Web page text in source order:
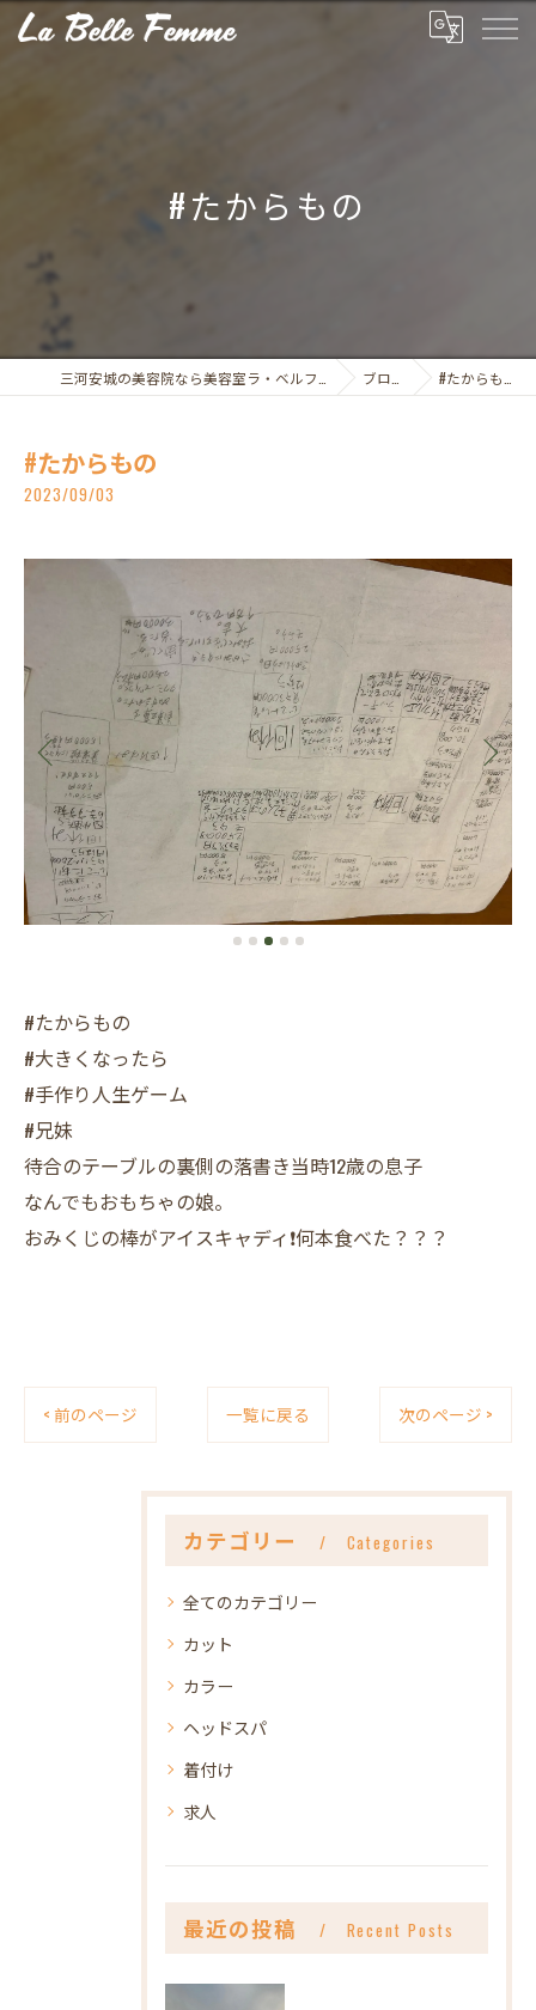
#たからもの
ブログ #たからもの
#たからもの
2023/09/03
#たからもの
#大きくなったら
#手作り人生ゲーム
#兄妹
待合のテーブルの裏側の落書き当時12歳の息子
なんでもおもちゃの娘。
おみくじの棒がアイスキャディ❗️何本食べた？？？
< 前のページ 一覧に戻る 次のページ >
カテゴリー Categories
全てのカテゴリー
カット
カラー
ヘッドスパ
着付け
求人
最近の投稿 Recent Posts